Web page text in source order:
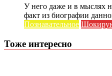
У него даже и в мыслях
факт из биографии
Познавательное
Тоже интересно